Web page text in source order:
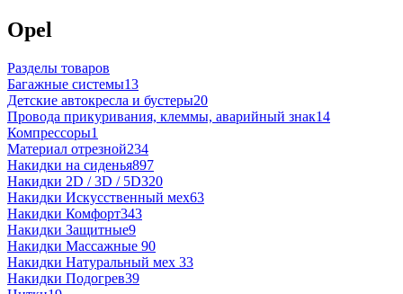
Opel
Разделы товаров
Багажные системы13
Детские автокресла и бустеры20
Провода прикуривания, клеммы, аварийный знак14
Компрессоры1
Материал отрезной234
Накидки на сиденья897
Накидки 2D / 3D / 5D320
Накидки Искусственный мех63
Накидки Комфорт343
Накидки Защитные9
Накидки Массажные 90
Накидки Натуральный мех 33
Накидки Подогрев39